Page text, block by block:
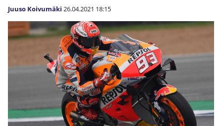
Juuso Koivumäki 26.04.2021 18:15